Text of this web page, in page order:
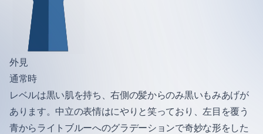
外見
通常時
レベルは黒い肌を持ち、右側の髪からのみ黒いもみあげが
あります。中立の表情はにやりと笑っており、左目を覆う
青からライトブルーへのグラデーションで奇妙な形をした